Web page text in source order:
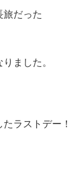
旅だった
ました。
ラストデー！